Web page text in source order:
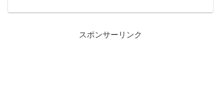
スポンサーリンク